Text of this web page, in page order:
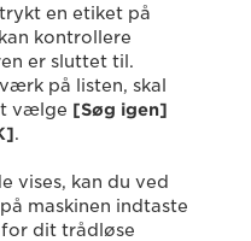
en etiket på
kontrollere
er sluttet til.
på listen, skal
vælge [Søg igen]
.
vises, kan du ved
maskinen indtaste
dit trådløse